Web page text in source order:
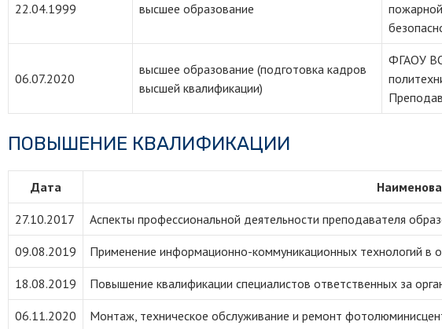
22.04.1999 высшее образование
06.07.2020
высшее образование (подготовка кадров
высшей квалификации)
ФГАОУ ВО
ПОВЫШЕНИЕ КВАЛИФИКАЦИИ
Дата
27.10.2017 Аспекты профессиональной деятельности преподавателя
09.08.2019 Применение информационно-коммуникационных технологий в
18.08.2019 Повышение квалификации специалистов ответственных за
06.11.2020 Монтаж, техническое обслуживание и ремонт